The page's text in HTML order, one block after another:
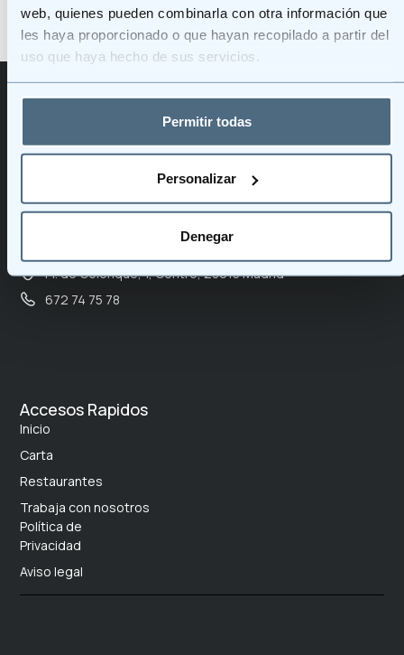
web, quienes pueden combinarla con otra información que
les haya proporcionado o que hayan recopilado a partir del
uso que haya hecho de sus servicios.
Permitir todas
Personalizar
Denegar
Accesos Rapidos
Inicio
Carta
Restaurantes
Trabaja con nosotros
Política de
Privacidad
Aviso legal
Canal De Denuncias
Contacto
Pl. de Celenque, 1, Centro, 28013 Madrid
672 74 75 78